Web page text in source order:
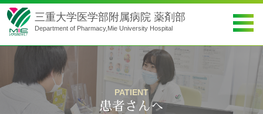
三重大学医学部附属病院 薬剤部
Department of Pharmacy,Mie University Hospital
薬剤部概要
就職・進学・研修 PATIENT
患者さんへ